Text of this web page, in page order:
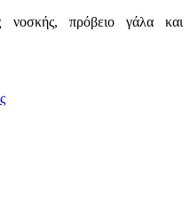
νοσκής, πρόβειο γάλα και